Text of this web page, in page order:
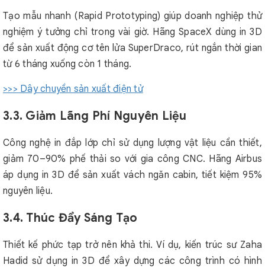
Tạo mẫu nhanh (Rapid Prototyping) giúp doanh nghiệp thử
nghiệm ý tưởng chỉ trong vài giờ. Hãng SpaceX dùng in 3D
để sản xuất động cơ tên lửa SuperDraco, rút ngắn thời gian
từ 6 tháng xuống còn 1 tháng.
>>> Dây chuyền sản xuất điện tử
3.3. Giảm Lãng Phí Nguyên Liệu
Công nghệ in đắp lớp chỉ sử dụng lượng vật liệu cần thiết,
giảm 70–90% phế thải so với gia công CNC. Hãng Airbus
áp dụng in 3D để sản xuất vách ngăn cabin, tiết kiệm 95%
nguyên liệu.
3.4. Thúc Đẩy Sáng Tạo
Thiết kế phức tạp trở nên khả thi. Ví dụ, kiến trúc sư Zaha
Hadid sử dụng in 3D để xây dựng các công trình có hình